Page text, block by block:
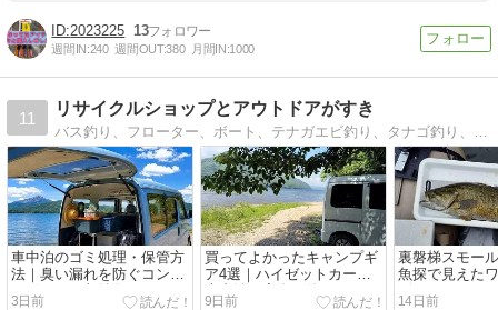
2023225 13
週間IN:240 週間OUT:380 月間IN:1000
11
リサイクルショップとアウトドアがすき
車中泊のゴミ処理・保管方
法｜臭い漏れを防ぐコンテ
ナボックス収納術
3日前
買ってよかったキャンプギ
ア4選｜ハイゼットカーゴ
車中泊で実際に使ってみた
9日前
裏磐梯スモー
魚探で見えた
ビパターン
14日前